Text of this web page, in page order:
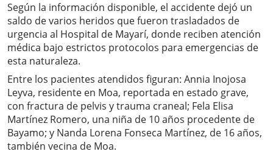
Según la información disponible, el accidente dejó un
saldo de varios heridos que fueron trasladados de
urgencia al Hospital de Mayarí, donde reciben atención
médica bajo estrictos protocolos para emergencias de
esta naturaleza.
Entre los pacientes atendidos figuran: Annia Inojosa
Leyva, residente en Moa, reportada en estado grave,
con fractura de pelvis y trauma craneal; Fela Elisa
Martínez Romero, una niña de 10 años procedente de
Bayamo; y Nanda Lorena Fonseca Martínez, de 16 años,
también vecina de Moa.